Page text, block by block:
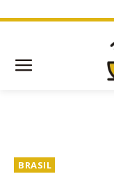
BRASIL